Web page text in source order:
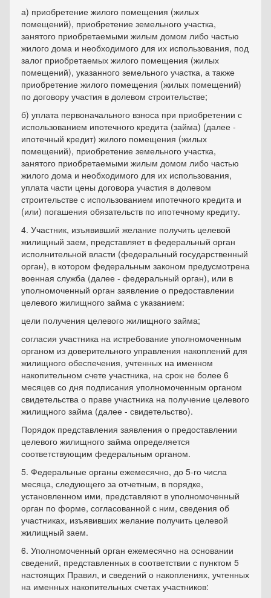
а) приобретение жилого помещения (жилых
помещений), приобретение земельного участка,
занятого приобретаемыми жилым домом либо частью
жилого дома и необходимого для их использования, под
залог приобретаемых жилого помещения (жилых
помещений), указанного земельного участка, а также
приобретение жилого помещения (жилых помещений)
по договору участия в долевом строительстве;
б) уплата первоначального взноса при приобретении с
использованием ипотечного кредита (займа) (далее -
ипотечный кредит) жилого помещения (жилых
помещений), приобретение земельного участка,
занятого приобретаемыми жилым домом либо частью
жилого дома и необходимого для их использования,
уплата части цены договора участия в долевом
строительстве с использованием ипотечного кредита и
(или) погашения обязательств по ипотечному кредиту.
4. Участник, изъявивший желание получить целевой
жилищный заем, представляет в федеральный орган
исполнительной власти (федеральный государственный
орган), в котором федеральным законом предусмотрена
военная служба (далее - федеральный орган), или в
уполномоченный орган заявление о предоставлении
целевого жилищного займа с указанием:
цели получения целевого жилищного займа;
согласия участника на истребование уполномоченным
органом из доверительного управления накоплений для
жилищного обеспечения, учтенных на именном
накопительном счете участника, на срок не более 6
месяцев со дня подписания уполномоченным органом
свидетельства о праве участника на получение целевого
жилищного займа (далее - свидетельство).
Порядок представления заявления о предоставлении
целевого жилищного займа определяется
соответствующим федеральным органом.
5. Федеральные органы ежемесячно, до 5-го числа
месяца, следующего за отчетным, в порядке,
установленном ими, представляют в уполномоченный
орган по форме, согласованной с ним, сведения об
участниках, изъявивших желание получить целевой
жилищный заем.
6. Уполномоченный орган ежемесячно на основании
сведений, представленных в соответствии с пунктом 5
настоящих Правил, и сведений о накоплениях, учтенных
на именных накопительных счетах участников: